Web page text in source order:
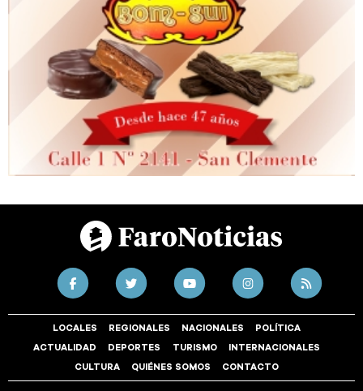
LOCALES REGIONALES NACIONALES POLÍTICA
ACTUALIDAD DEPORTES TURISMO INTERNACIONALES
CULTURA QUIÉNES SOMOS CONTACTO